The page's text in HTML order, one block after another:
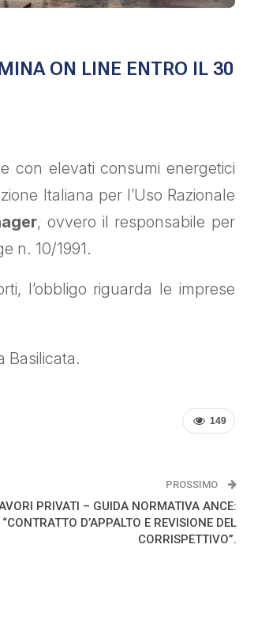
ON LINE ENTRO IL 30
con elevati consumi energetici
Italiana per l’Uso Razionale
, ovvero il responsabile per
n. 10/1991.
l’obbligo riguarda le imprese
Basilicata.
149
PROSSIMO
PRIVATI – GUIDA NORMATIVA ANCE:
“CONTRATTO D’APPALTO E REVISIONE DEL
CORRISPETTIVO”.